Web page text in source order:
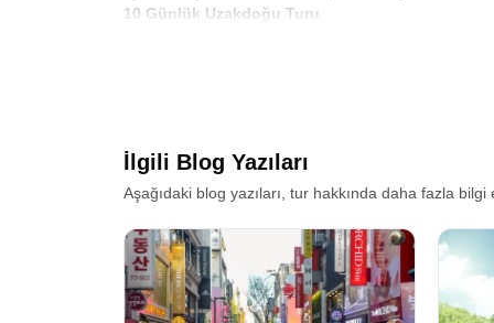
10 Günlük Uzakdoğu Turu
rotamız
gezi, sadece turistik yerleri görüp fotoğraf
Seyahat tutkunlarının en çok merak ettiği
coğrafi geçişlerin yoruculuğunu ortadan kaldırarak,
has düzeni içinde, sokak lezzetlerinin en kralını
Pattaya’ya çeviriyoruz. Mercan Adası’nın turkuaz
Ancak bu tur sadece Tayland ile sınırlı değildir.
bir anda değişiyor. Tropikal iklimden, Asya’nın
İlgili Blog Yazıları
Aşağıdaki blog yazıları, tur hakkında daha fazla bilgi